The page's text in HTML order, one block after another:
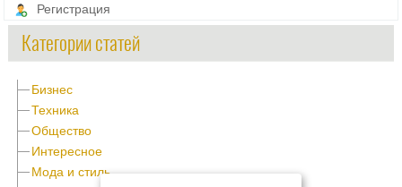
Регистрация
Категории статей
Бизнес
Техника
Общество
Интересное
Мода и стиль